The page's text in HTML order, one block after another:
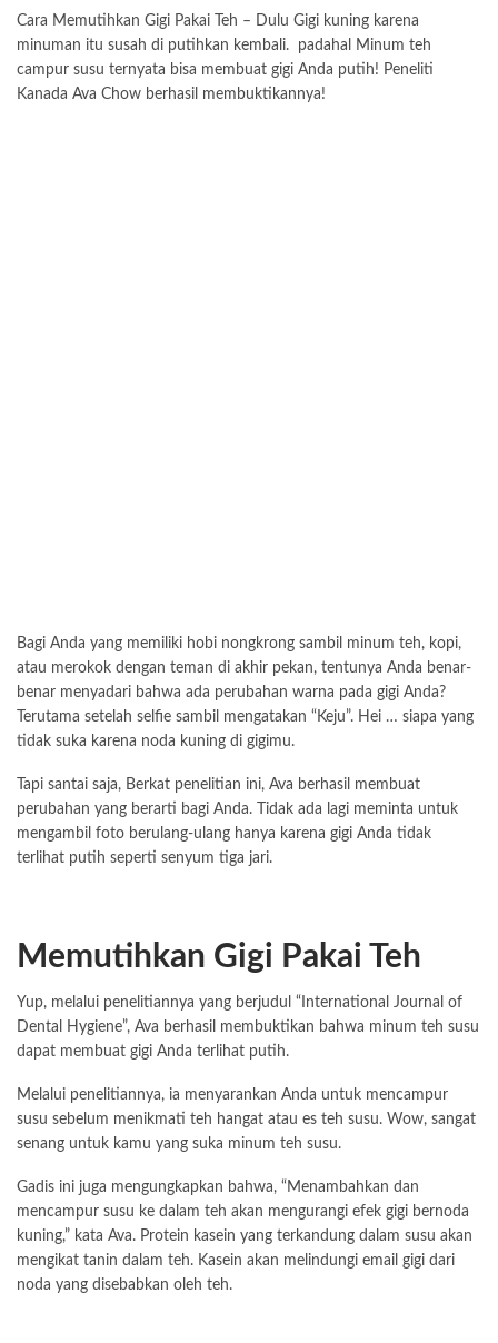
Cara Memutihkan Gigi Pakai Teh – Dulu Gigi kuning karena
minuman itu susah di putihkan kembali. padahal Minum teh
campur susu ternyata bisa membuat gigi Anda putih! Peneliti
Kanada Ava Chow berhasil membuktikannya!
Bagi Anda yang memiliki hobi nongkrong sambil minum teh, kopi,
atau merokok dengan teman di akhir pekan, tentunya Anda benar-
benar menyadari bahwa ada perubahan warna pada gigi Anda?
Terutama setelah selfie sambil mengatakan “Keju”. Hei … siapa yang
tidak suka karena noda kuning di gigimu.
Tapi santai saja, Berkat penelitian ini, Ava berhasil membuat
perubahan yang berarti bagi Anda. Tidak ada lagi meminta untuk
mengambil foto berulang-ulang hanya karena gigi Anda tidak
terlihat putih seperti senyum tiga jari.
Memutihkan Gigi Pakai Teh
Yup, melalui penelitiannya yang berjudul “International Journal of
Dental Hygiene”, Ava berhasil membuktikan bahwa minum teh susu
dapat membuat gigi Anda terlihat putih.
Melalui penelitiannya, ia menyarankan Anda untuk mencampur
susu sebelum menikmati teh hangat atau es teh susu. Wow, sangat
senang untuk kamu yang suka minum teh susu.
Gadis ini juga mengungkapkan bahwa, “Menambahkan dan
mencampur susu ke dalam teh akan mengurangi efek gigi bernoda
kuning,” kata Ava. Protein kasein yang terkandung dalam susu akan
mengikat tanin dalam teh. Kasein akan melindungi email gigi dari
noda yang disebabkan oleh teh.